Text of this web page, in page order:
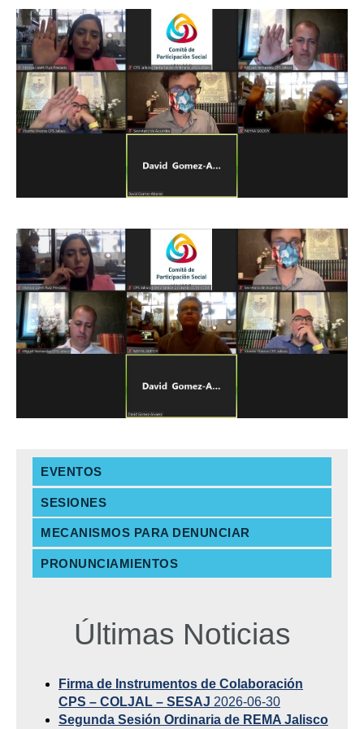
EVENTOS
SESIONES
MECANISMOS PARA DENUNCIAR
PRONUNCIAMIENTOS
Últimas Noticias
Firma de Instrumentos de Colaboración
CPS – COLJAL – SESAJ 2026-06-30
Segunda Sesión Ordinaria de REMA Jalisco